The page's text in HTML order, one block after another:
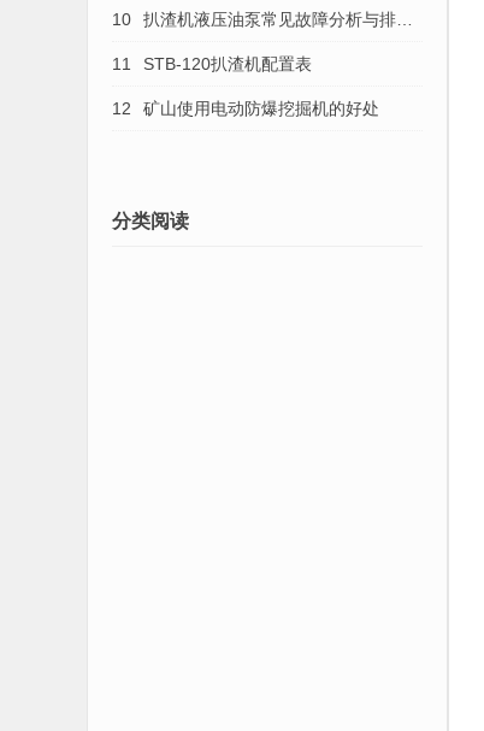
10 扒渣机液压油泵常见故障分析与排除
办法
11 STB-120扒渣机配置表
12 矿山使用电动防爆挖掘机的好处
分类阅读